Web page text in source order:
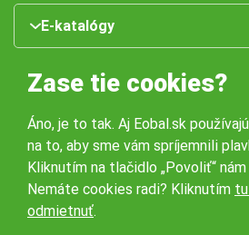
E-katalógy
Naše pobočky:
Zase tie cookies?
Áno, je to tak. Aj Eobal.sk
na to, aby sme vám spríjemnili
Kliknutím na tlačidlo „Povoliť“
Nemáte cookies radi? Kliknutím
odmietnuť.